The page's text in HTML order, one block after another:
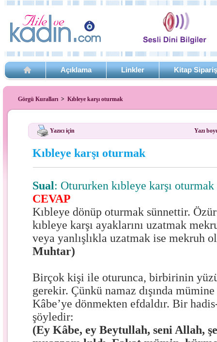
Açıklama Linkler Kitap
Görgü Kuralları > Kıbleye karşı oturmak
Yazıcı için Yazı
Kıbleye karşı oturmak
Sual: Otururken kıbleye karşı
CEVAP
Kıbleye dönüp oturmak sünnettir.
kıbleye karşı ayaklarını uzatmak
veya yanlışlıkla uzatmak ise mekruh
Muhtar)
Birçok kişi ile oturunca, birbirinin
gerekir. Çünkü namaz dışında
Kâbe’ye dönmekten efdaldır. Bir
şöyledir:
(Ey Kâbe, ey Beytullah, seni Allah,